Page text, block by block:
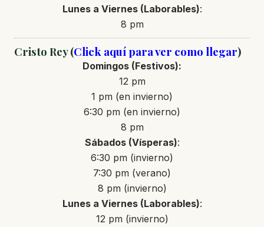
Lunes a Viernes (Laborables):
8 pm
Cristo Rey (Click aquí para ver como llegar)
Domingos (Festivos):
12 pm
1 pm (en invierno)
6:30 pm (en invierno)
8 pm
Sábados (Vísperas):
6:30 pm (invierno)
7:30 pm (verano)
8 pm (invierno)
Lunes a Viernes (Laborables):
12 pm (invierno)